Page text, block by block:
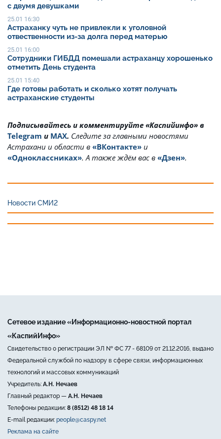
с двумя девушками
25.01 16:30
Астраханку чуть не привлекли к уголовной
отвественности из-за долга перед матерью
25.01 16:00
Сотрудники ГИБДД помешали астраханцу хорошенько
отметить День студента
25.01 15:40
Где готовы работать и сколько хотят получать
астраханские студенты
Подписывайтесь и комментируйте «Каспийинфо» в
Telegram и MAX. Cледите за главными новостями
Астрахани и области в «ВКонтакте» и
«Одноклассниках». А также ждём вас в «Дзен».
Новости СМИ2
Сетевое издание «Информационно-новостной портал
«КаспийИнфо»
Свидетельство о регистрации ЭЛ № ФС 77 - 68109 от 21.12.2016, выдано
Федеральной службой по надзору в сфере связи, информационных
технологий и массовых коммуникаций
Учредитель: А.Н. Нечаев
Главный редактор — А.Н. Нечаев
Телефоны редакции: 8 (8512) 48 18 14
E-mail редакции: people@caspy.net
Реклама на сайте